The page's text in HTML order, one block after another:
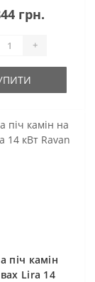
грн.
+
піч камін
Lira 14